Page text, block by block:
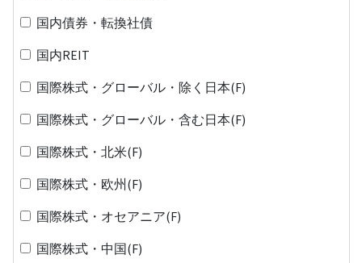
国内債券・転換社債
国内REIT
国際株式・グローバル・除く日本(F)
国際株式・グローバル・含む日本(F)
国際株式・北米(F)
国際株式・欧州(F)
国際株式・オセアニア(F)
国際株式・中国(F)